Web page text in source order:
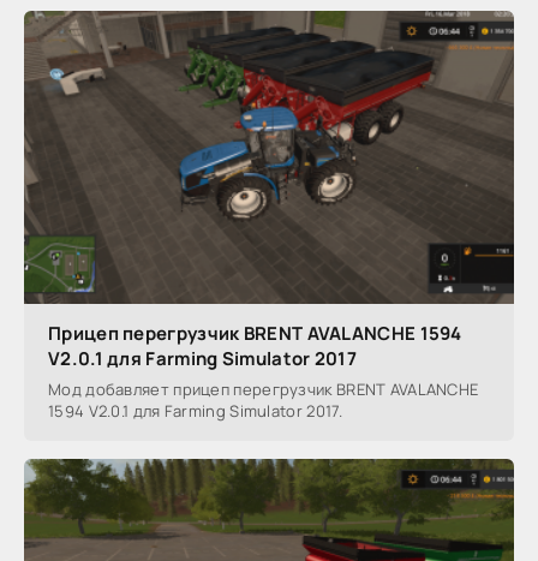
Прицеп перегрузчик BRENT AVALANCHE 1594
V2.0.1 для Farming Simulator 2017
Мод добавляет прицеп перегрузчик BRENT AVALANCHE
1594 V2.0.1 для Farming Simulator 2017.